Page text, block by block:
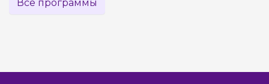
Все программы